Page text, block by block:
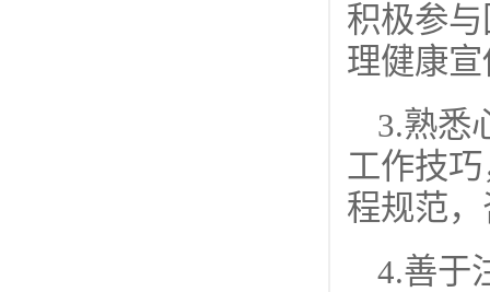
积极参
理健康
3.熟悉
工作技
程规范
4.善于